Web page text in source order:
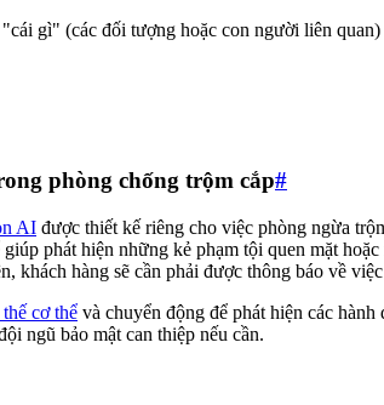
gì" (các đối tượng hoặc con người liên
phòng chống trộm cắp#
AI được thiết kế riêng cho việc phòng ngừa
phát hiện những kẻ phạm tội quen mặt
hàng sẽ cần phải được thông báo về
cơ thể và chuyển động để phát hiện các
ngũ bảo mật can thiệp nếu cần.